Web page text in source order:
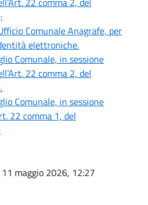
Comunale Anagrafe, per
elettroniche.
Comunale, in sessione
22 comma 2, del
Comunale, in sessione
22 comma 1, del
11 maggio 2026, 12:27